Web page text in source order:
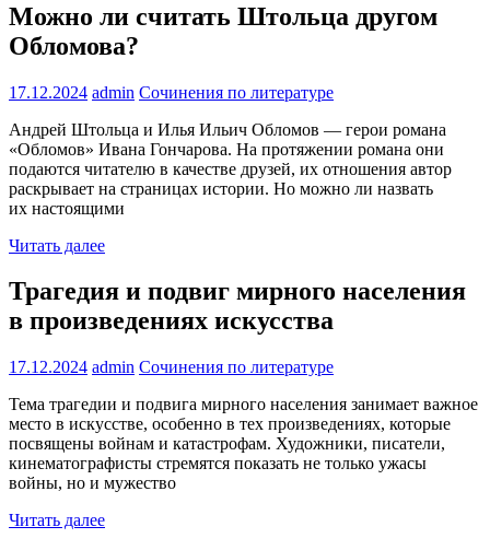
Можно ли считать Штольца другом
Обломова?
17.12.2024 admin Сочинения по литературе
Андрей Штольца и Илья Ильич Обломов — герои романа
«Обломов» Ивана Гончарова. На протяжении романа они
подаются читателю в качестве друзей, их отношения автор
раскрывает на страницах истории. Но можно ли назвать
их настоящими
Читать далее
Трагедия и подвиг мирного населения
в произведениях искусства
17.12.2024 admin Сочинения по литературе
Тема трагедии и подвига мирного населения занимает важное
место в искусстве, особенно в тех произведениях, которые
посвящены войнам и катастрофам. Художники, писатели,
кинематографисты стремятся показать не только ужасы
войны, но и мужество
Читать далее